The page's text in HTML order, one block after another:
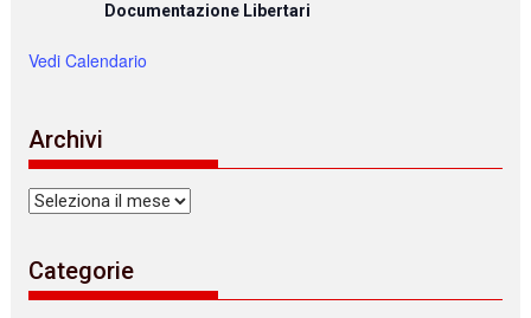
Documentazione Libertari
Vedi Calendario
Archivi
Archivi
Categorie